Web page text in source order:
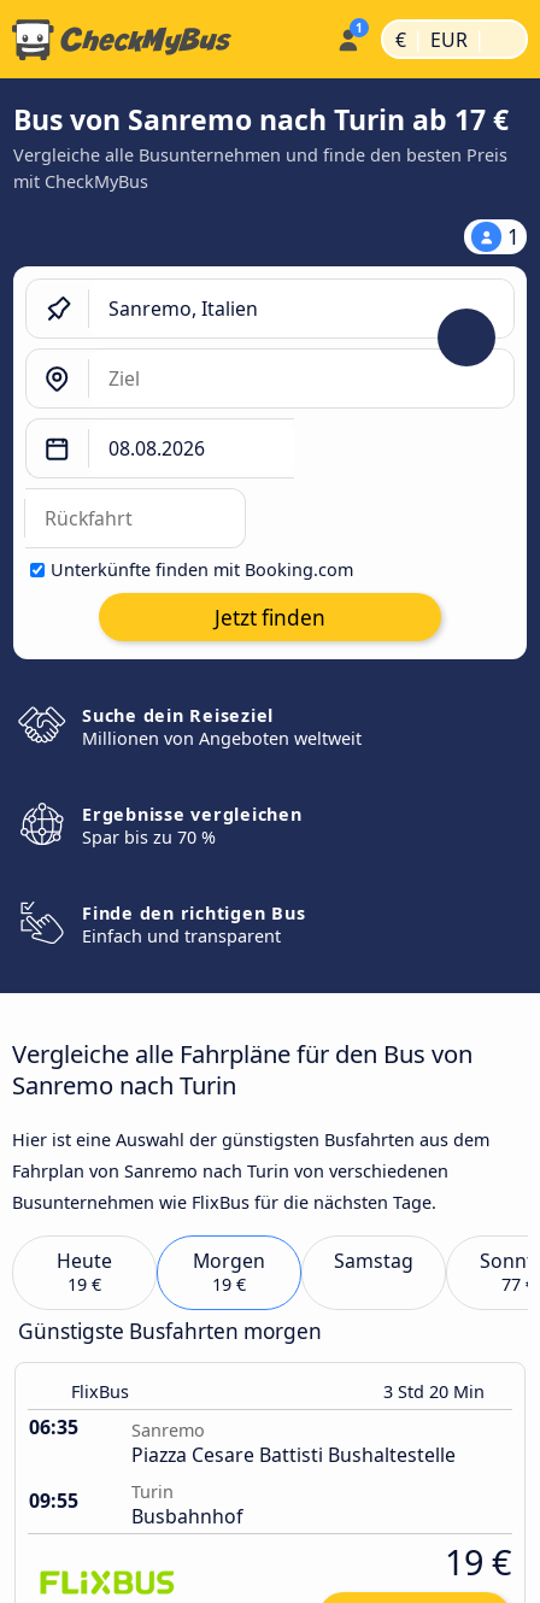
€ | EUR |
Bus von Sanremo nach Turin ab 17 €
Vergleiche alle Busunternehmen und finde den besten Preis
mit CheckMyBus
1
Unterkünfte finden mit Booking.com
Jetzt finden
Suche dein Reiseziel
Millionen von Angeboten weltweit
Ergebnisse vergleichen
Spar bis zu 70 %
Finde den richtigen Bus
Einfach und transparent
Vergleiche alle Fahrpläne für den Bus von
Sanremo nach Turin
Hier ist eine Auswahl der günstigsten Busfahrten aus dem
Fahrplan von Sanremo nach Turin von verschiedenen
Busunternehmen wie FlixBus für die nächsten Tage.
Heute
19 €
Morgen
19 €
Samstag
77 €
Günstigste Busfahrten morgen
FlixBus 3 Std 20 Min
06:35 Sanremo
Piazza Cesare Battisti Bushaltestelle
09:55
Turin
Busbahnhof
19 €